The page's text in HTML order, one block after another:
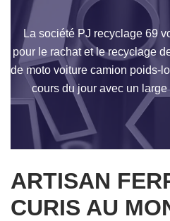
La société PJ recyclage 69
pour le rachat et le recyclage
de moto voiture camion poids-
cours du jour avec un
ARTISAN
CURIS AU